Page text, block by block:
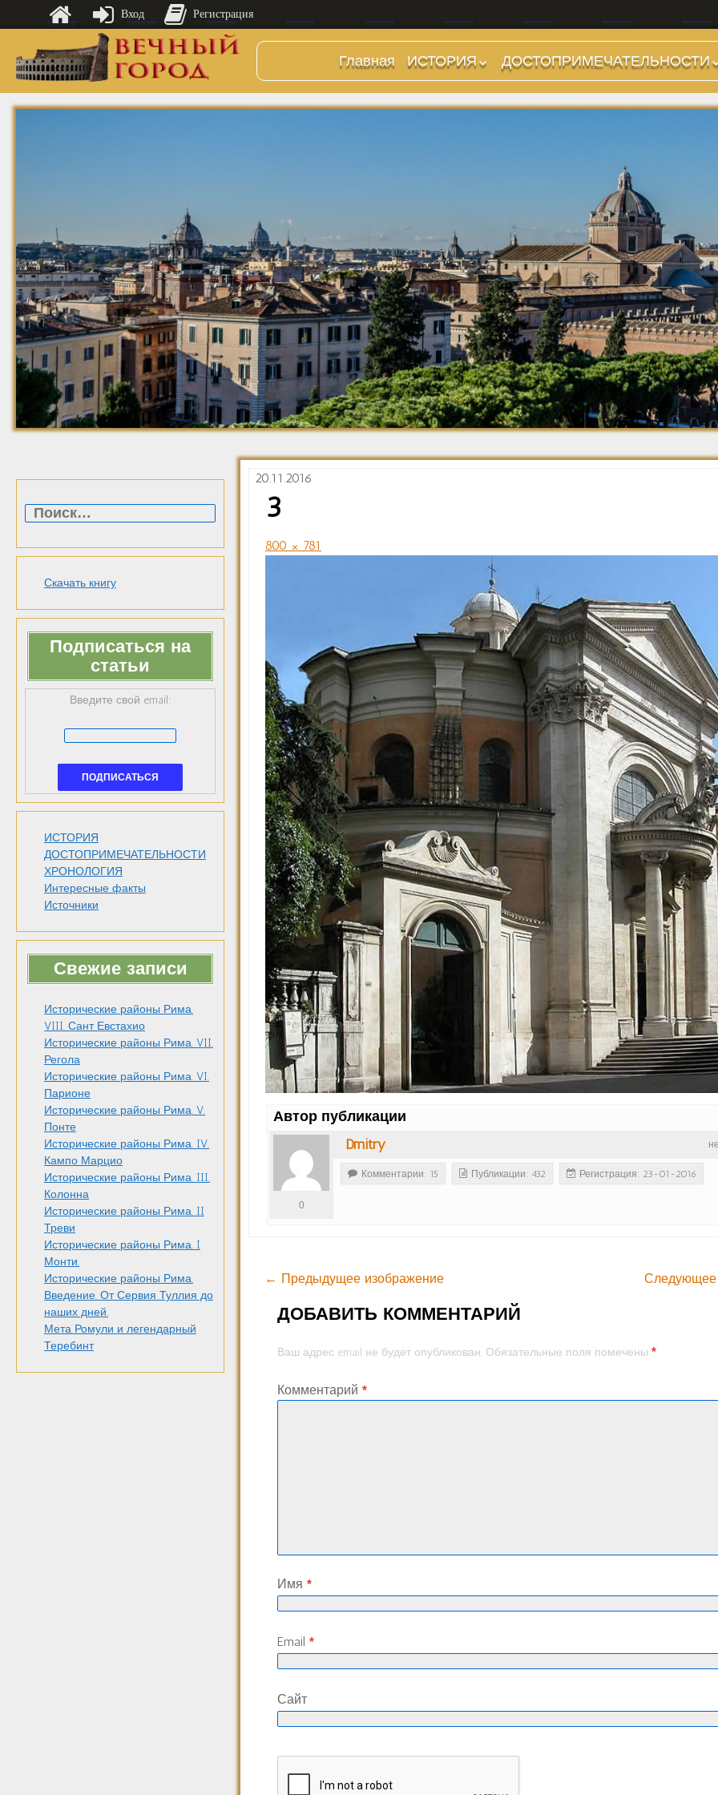
Главная
ИСТОРИЯ
Предыстория
Царский период
Империя. Принципат
(27 г до н.э. — 284 г
н.э.)
Империя. Доминат
(284-476 гг)
Темные Века. Готы
Темные Века.
Экзархат
Средневековье
Возрождение и
Барокко
ДОСТОПРИМЕЧАТЕЛЬНОСТИ
Холмы и остров.
Районы
Стадионы, Термы
Дохристианские
храмы
Христианские храмы,
базилики etc.
Дворцы
Арки, колонны и
обелиски
Фонтаны
Скачать книгу
Подписаться на
статьи
Введите свой email:
ИСТОРИЯ
ДОСТОПРИМЕЧАТЕЛЬНОСТИ
ХРОНОЛОГИЯ
Интересные факты
Источники
Свежие записи
Исторические районы Рима.
VIII. Сант Евстахио
Исторические районы Рима. VII.
Регола
Исторические районы Рима. VI.
Парионе
Исторические районы Рима. V.
Понте
Исторические районы Рима. IV.
Кампо Марцио
Исторические районы Рима. III.
Колонна
Исторические районы Рима. II
Треви
Исторические районы Рима. I
Монти.
Исторические районы Рима.
Введение. От Сервия Туллия до
наших дней.
Мета Ромули и легендарный
Теребинт
20.11.2016
3
800 × 781
Автор публикации
Dmitry
0
Комментарии: 15 Публикации: 432 Регистрация: 23-01-2016
← Предыдущее изображение Следующее
ДОБАВИТЬ КОММЕНТАРИЙ
Ваш адрес email не будет опубликован. Обязательные поля помечены*
Комментарий*
Имя*
Email*
Сайт
Вход Регистрация